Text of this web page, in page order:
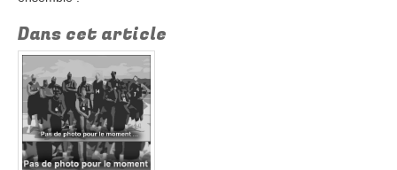
Dans cet article